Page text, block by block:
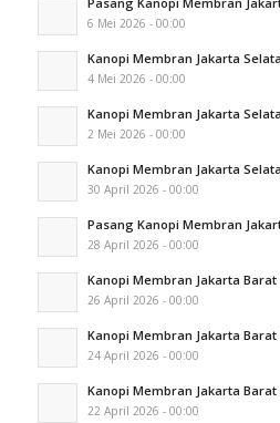
6 Mei 2026 - 00:00
Kanopi Membran Jakarta
4 Mei 2026 - 00:00
Kanopi Membran Jakarta
2 Mei 2026 - 00:00
Kanopi Membran Jakarta
30 April 2026 - 00:00
Pasang Kanopi Membran
28 April 2026 - 00:00
Kanopi Membran Jakarta Barat
26 April 2026 - 00:00
Kanopi Membran Jakarta Barat
24 April 2026 - 00:00
Kanopi Membran Jakarta Barat
22 April 2026 - 00:00